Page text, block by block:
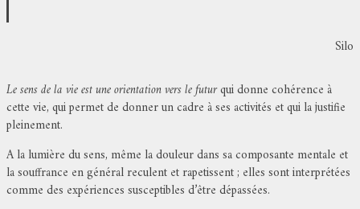
Silo
Le sens de la vie est une orientation vers le futurqui donne cohérence à
cette vie, qui permet de donner un cadre à ses activités et qui la justifie
pleinement.
A la lumière du sens, même la douleur dans sa composante mentale et
la souffrance en général reculent et rapetissent ; elles sont interprétées
comme des expériences susceptibles d’être dépassées.